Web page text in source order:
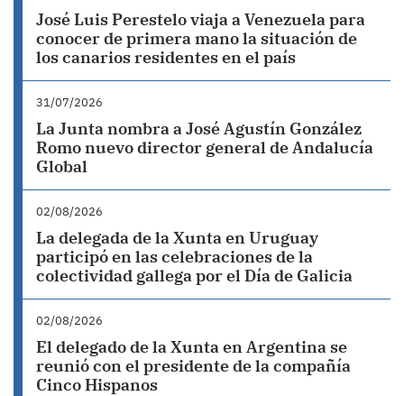
José Luis Perestelo viaja a Venezuela para
conocer de primera mano la situación de
los canarios residentes en el país
31/07/2026
La Junta nombra a José Agustín González
Romo nuevo director general de Andalucía
Global
02/08/2026
La delegada de la Xunta en Uruguay
participó en las celebraciones de la
colectividad gallega por el Día de Galicia
02/08/2026
El delegado de la Xunta en Argentina se
reunió con el presidente de la compañía
Cinco Hispanos